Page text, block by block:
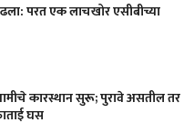
परत एक लाचखोर एसीबीच्या
कारस्थान सुरू; पुरावे असतील तर
घस